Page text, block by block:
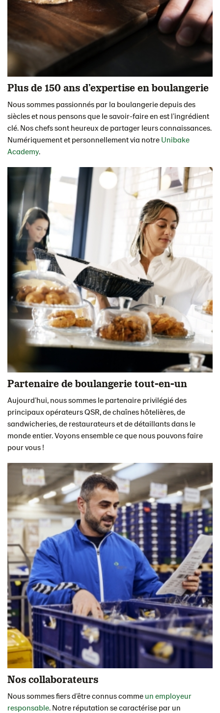
Plus de 150 ans d’expertise en boulangerie
Nous sommes passionnés par la boulangerie depuis des
siècles et nous pensons que le savoir-faire en est l’ingrédient
clé. Nos chefs sont heureux de partager leurs connaissances.
Numériquement et personnellement via notre Unibake
Academy.
Partenaire de boulangerie tout-en-un
Aujourd’hui, nous sommes le partenaire privilégié des
principaux opérateurs QSR, de chaînes hôtelières, de
sandwicheries, de restaurateurs et de détaillants dans le
monde entier. Voyons ensemble ce que nous pouvons faire
pour vous !
Nos collaborateurs
Nous sommes fiers d’être connus comme un employeur
responsable. Notre réputation se caractérise par un